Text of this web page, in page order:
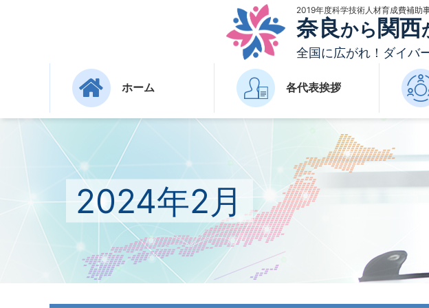
2019年度科学技術人材育成費補助
奈良から 関西
全国に広がれ！ダイバ
ホーム 各代表挨拶
2024年2月